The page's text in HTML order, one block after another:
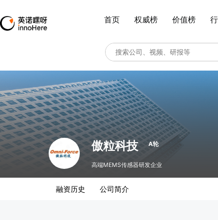
首页 权威榜 价值榜
傲粒科技 A轮
高端MEMS传感器研发企业
融资历史 公司简介